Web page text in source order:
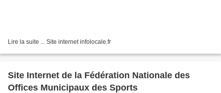
Lire la suite ... Site internet infolocale.fr
Site Internet de la Fédération Nationale des
Offices Municipaux des Sports